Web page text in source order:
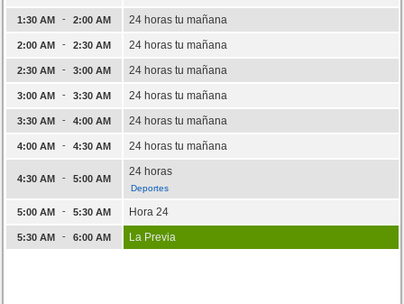
1:30 AM - 2:00 AM 24 horas tu mañana
2:00 AM - 2:30 AM 24 horas tu mañana
2:30 AM - 3:00 AM 24 horas tu mañana
3:00 AM - 3:30 AM 24 horas tu mañana
3:30 AM - 4:00 AM 24 horas tu mañana
4:00 AM - 4:30 AM 24 horas tu mañana
4:30 AM - 5:00 AM
24 horas
Deportes
5:00 AM - 5:30 AM Hora 24
5:30 AM - 6:00 AM La Previa